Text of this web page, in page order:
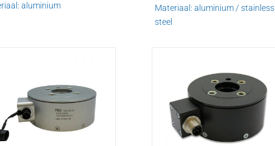
aluminium
Materiaal: aluminium / stainless
steel